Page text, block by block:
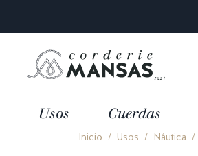
Usos Cuerdas
Inicio Usos Náutica